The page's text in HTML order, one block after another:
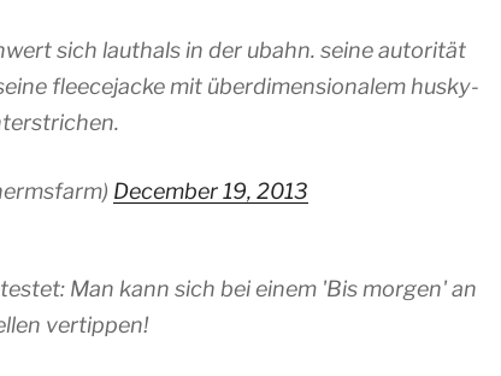
sich lauthals in der ubahn. seine autorität
fleecejacke mit überdimensionalem husky-
December 19, 2013
Man kann sich bei einem 'Bis morgen' an
vertippen!